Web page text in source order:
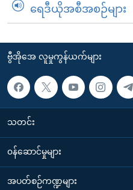
ရေဒီယိုအစီအစဉ်များ
ဗွီအိုအေ လူမှုကွန်ယက်များ
သတင်း
၀န်ဆောင်မှုများ
အပတ်စဉ်ကဏ္ဍများ